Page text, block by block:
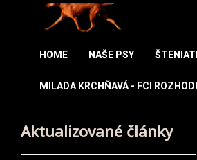
HOME NAŠE PSY
MILADA KRCHŇAVÁ - FCI
Aktualizované články